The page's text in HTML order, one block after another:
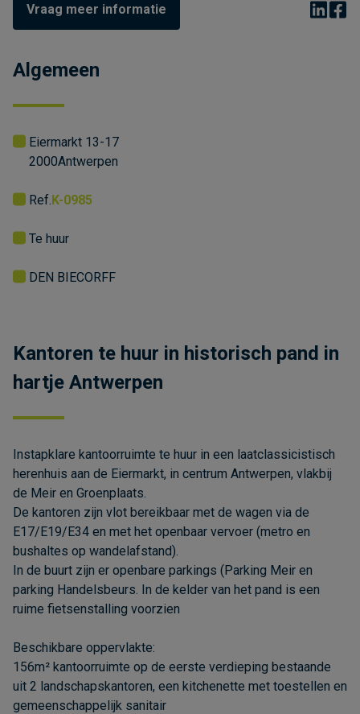
Vraag meer informatie
Algemeen
Antwerpen
2000
Eiermarkt 13-17
Ref. K-0985
Te huur
DEN BIECORFF
Kantoren te huur in historisch pand in
hartje Antwerpen
Instapklare kantoorruimte te huur in een laatclassicistisch
herenhuis aan de Eiermarkt, in centrum Antwerpen, vlakbij
de Meir en Groenplaats.
De kantoren zijn vlot bereikbaar met de wagen via de
E17/E19/E34 en met het openbaar vervoer (metro en
bushaltes op wandelafstand).
In de buurt zijn er openbare parkings (Parking Meir en
parking Handelsbeurs. In de kelder van het pand is een
ruime fietsenstalling voorzien
Beschikbare oppervlakte:
156m² kantoorruimte op de eerste verdieping bestaande
uit 2 landschapskantoren, een kitchenette met toestellen en
gemeenschappelijk sanitair